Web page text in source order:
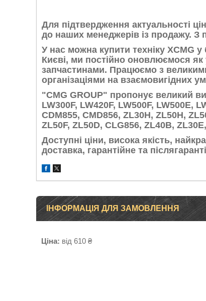
Для підтвердження актуальності
до наших менеджерів із продажу. З
У нас можна купити техніку XCMG
Києві, ми постійно оновлюємося
запчастинами. Працюємо з
організаціями на взаємовигідних
"CMG GROUP" пропонує великий
LW300F, LW420F, LW500F, LW500E,
CDM855, CMD856, ZL30H, ZL50H,
ZL50F, ZL50D, CLG856, ZL40B,
Доступні ціни, висока якість,
доставка, гарантійне та
ІНФОРМАЦІЯ ДЛЯ ЗАМОВЛЕННЯ
Ціна: від 610 ₴